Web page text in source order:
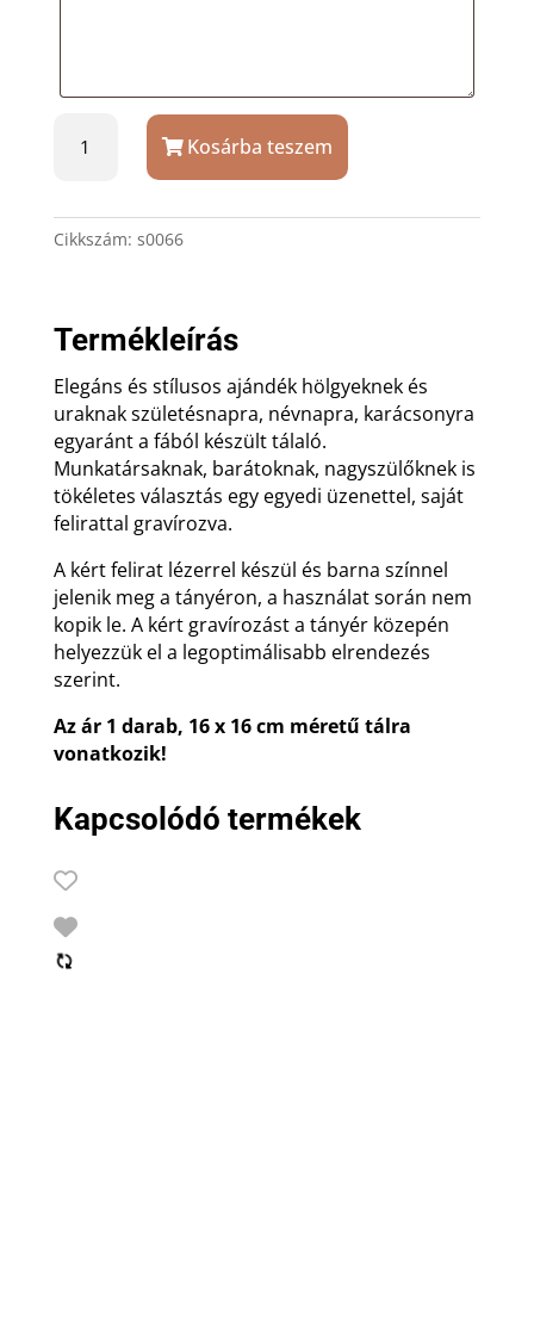
tálaló
ajándék
Kosárba teszem
Cikkszám: s0066
Termékleírás
Elegáns és stílusos ajándék hölgyeknek és
uraknak születésnapra, névnapra, karácsonyra
egyaránt a fából készült tálaló.
Munkatársaknak, barátoknak, nagyszülőknek is
tökéletes választás egy egyedi üzenettel, saját
felirattal gravírozva.
A kért felirat lézerrel készül és barna színnel
jelenik meg a tányéron, a használat során nem
kopik le. A kért gravírozást a tányér közepén
helyezzük el a legoptimálisabb elrendezés
szerint.
Az ár 1 darab, 16 x 16 cm méretű tálra
vonatkozik!
Kapcsolódó termékek